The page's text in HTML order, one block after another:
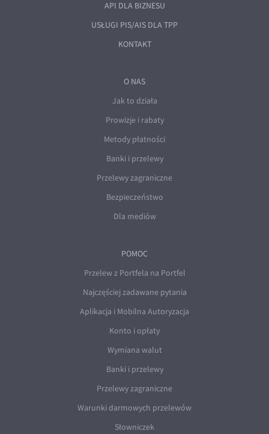
API DLA BIZNESU
USŁUGI PIS/AIS DLA TPP
KONTAKT
O NAS
Jak to działa
Prowizje i rabaty
Metody płatności
Banki i przelewy
Przelewy zagraniczne
Bezpieczeństwo
Dla mediów
POMOC
Przelew z Portfela na Portfel
Najczęściej zadawane pytania
Aplikacja i Mobilna Autoryzacja
Konto i opłaty
Wymiana walut
Banki i przelewy
Przelewy zagraniczne
Warunki darmowych przelewów
Słowniczek